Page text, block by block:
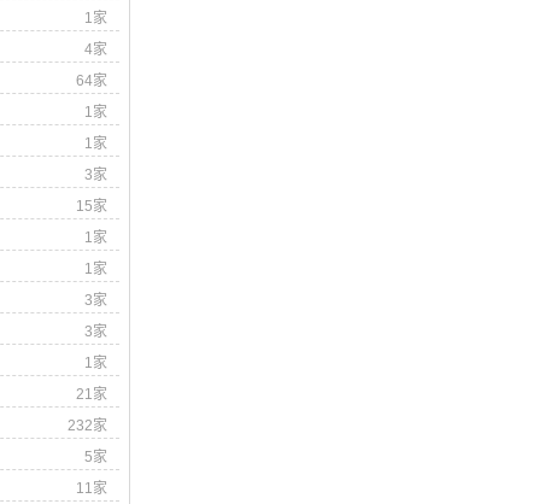
1家
4家
64家
1家
1家
3家
15家
1家
1家
3家
3家
1家
21家
232家
5家
11家